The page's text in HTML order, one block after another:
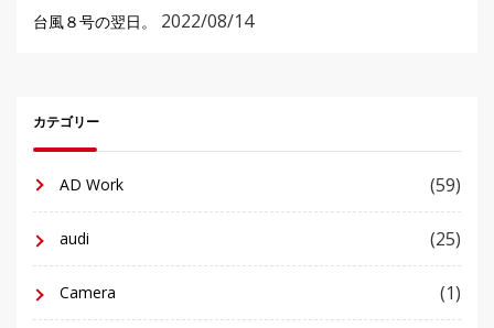
台風８号の翌日。 2022/08/14
カテゴリー
AD Work (59)
audi (25)
Camera (1)